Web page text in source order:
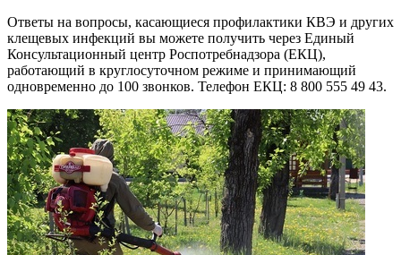
Ответы на вопросы, касающиеся профилактики КВЭ и других
клещевых инфекций вы можете получить через Единый
Консультационный центр Роспотребнадзора (ЕКЦ),
работающий в круглосуточном режиме и принимающий
одновременно до 100 звонков. Телефон ЕКЦ: 8 800 555 49 43.